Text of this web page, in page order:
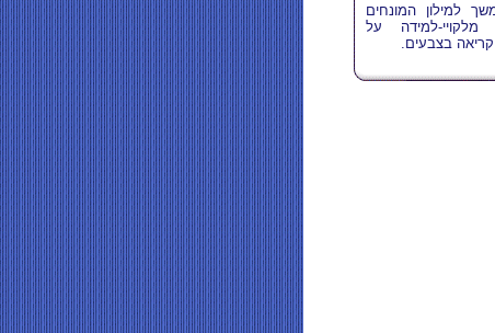
למילון המונחים
למידה על
בצבעים.